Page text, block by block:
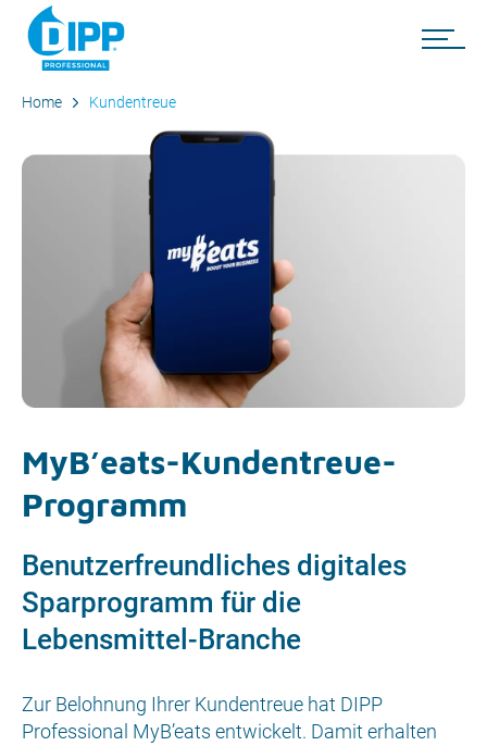
Home Kundentreue
MyB’eats-Kundentreue-
Programm
Benutzerfreundliches digitales
Sparprogramm für die
Lebensmittel-Branche
Zur Belohnung Ihrer Kundentreue hat DIPP
Professional MyB’eats entwickelt. Damit erhalten